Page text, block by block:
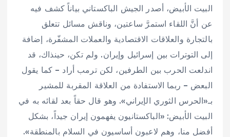
البيت الأبيض، أصدر الجيش الباكستاني بياناً كشف فيه
عن أنَّ اللقاء استمرَّ ساعتين، وناقش مسائل تتعلق
بالتجارة والعلاقات الاقتصادية والعملات المشفّرة، إضافة
إلى التوترات بين إسرائيل وإيران. ولم تكن، حينذاك، قد
اندلعت الحرب بين الطرفين، لكن ترمب أراد – كما يقول
البعض – ربما الاستفادة من العلاقة المقربة للمشير
بـ«الحرس الثوري الإيراني». وهو قال حقاً بعد لقائه به في
البيت الأبيض: «الباكستانيون يفهمون إيران جيداً، بشكل
أفضل منا، وهم لاعبون أساسيون في السلام بالمنطقة».